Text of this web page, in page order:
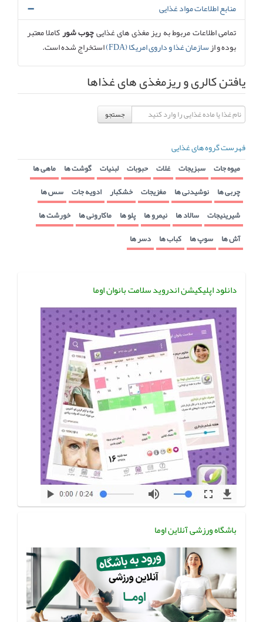
منابع اطلاعات مواد غذایی
تمامی اطلاعات مربوط به ریز مغذی های غذاییچوب شورکاملا معتبر
بوده و ازسازمان غذا و داروی امریکا (FDA) استخراج شده است.
یافتن کالری و ریزمغذی های غذاها
جستجو
فهرست گروه های غذایی
میوه جات سبزیجات غلات حبوبات لبنیات گوشت ها ماهی ها
چربی ها نوشیدنی ها مغزیجات خشکبار ادویه جات سس ها
شیرینیجات سالاد ها نیمرو ها پلو ها ماکارونی ها خورشت ها
آش ها سوپ ها کباب ها دسر ها
دانلود اپلیکیشن اندروید سلامت بانوان اوما
باشگاه ورزشی آنلاین اوما